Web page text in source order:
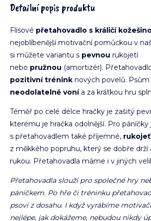
Detailní popis produktu
Flísové přetahovadlo s králičí
nejoblíbenější motivační pomůckou v
si můžete variantu s pevnou rukojetí
nebo pružnou (amortizér).
pozitivní trénink nových povelů. Psům
neodolatelně voní a za krátkou hru
Téměř po celé délce hračky je zašitý
kterému je hračka odolnější. Pro páníčky
s přetahovadlem také příjemné, rukojeť
z měkkého popruhu, který se dobře drží
rukou. Přetahovadla máme i v jiných
Přetahovadla slouží pro společné hry
páníčkem. Po hře či tréninku
psovi z dosahu. I když vyrábíme
nejlépe, jak dokážeme, nebudou nikdy